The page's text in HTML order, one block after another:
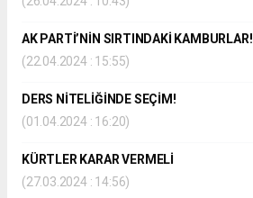
AK PARTİ’NİN SIRTINDAKİ KAMBURLAR!
(22.04.2024 : 15:55)
DERS NİTELİĞİNDE SEÇİM!
(01.04.2024 : 16:20)
KÜRTLER KARAR VERMELİ
(27.03.2024 : 14:56)